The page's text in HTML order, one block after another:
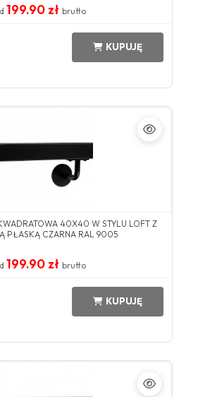
199.90 zł brutto
KUPUJĘ
40X40 W STYLU LOFT Z
PŁASKĄ CZARNA RAL 9005
199.90 zł brutto
KUPUJĘ